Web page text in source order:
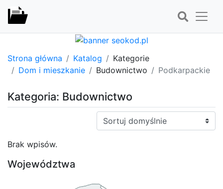
Strona główna Katalog
Kategorie
Dom i mieszkanie
Budownictwo Podkarpackie
Kategoria: Budownictwo
Sortuj:
Brak wpisów.
Województwa